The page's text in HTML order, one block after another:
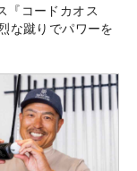
『コードカオス
な蹴りでパワーを